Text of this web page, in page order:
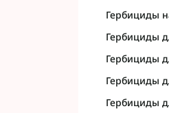
Гербициды
Гербициды
Гербициды
Гербициды
Гербициды